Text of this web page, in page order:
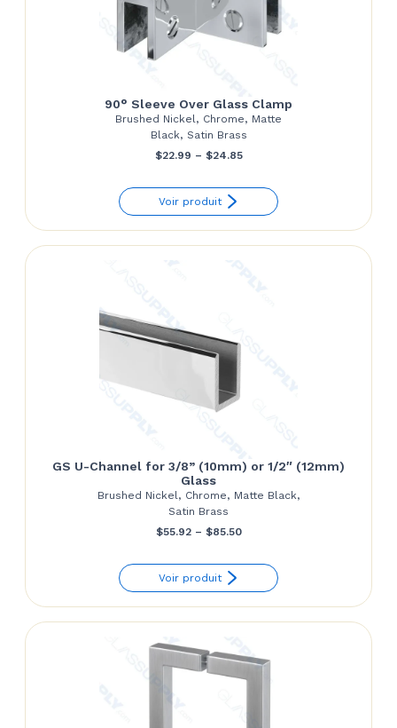
90° Sleeve Over Glass Clamp
Brushed Nickel, Chrome, Matte
Black, Satin Brass
$22.99 – $24.85Price
$22.99
through
Voir produit
GS U-Channel for 3/8” (10mm) or 1/2″ (12mm)
Glass
Brushed Nickel, Chrome, Matte Black,
Satin Brass
$55.92 – $85.50Price
$55.92
through
Voir produit